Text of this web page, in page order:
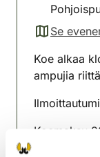
Se
(avautuu
Koe alkaa
ampujia
Koemaksu